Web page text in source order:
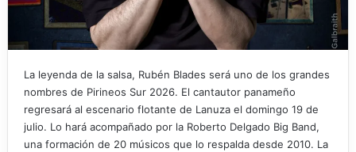
La leyenda de la salsa, Rubén Blades será uno de los grandes
nombres de Pirineos Sur 2026. El cantautor panameño
regresará al escenario flotante de Lanuza el domingo 19 de
julio. Lo hará acompañado por la Roberto Delgado Big Band,
una formación de 20 músicos que lo respalda desde 2010. La